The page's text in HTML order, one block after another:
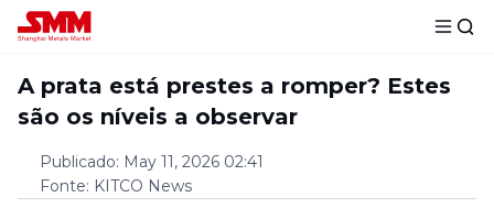
A prata está prestes a romper? Estes
são os níveis a observar
Publicado: May 11, 2026 02:41
Fonte: KITCO News